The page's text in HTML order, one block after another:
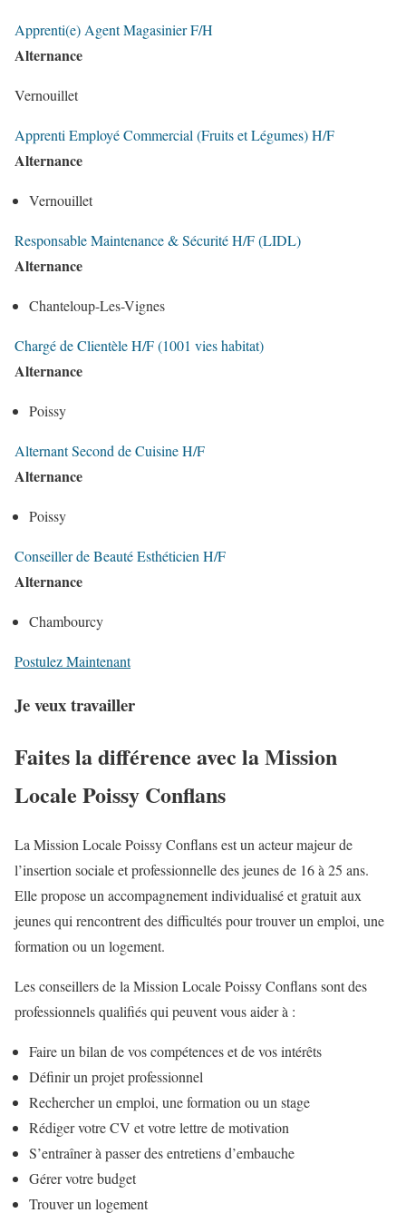
Apprenti(e) Agent Magasinier F/H
Alternance
Vernouillet
Apprenti Employé Commercial (Fruits et Légumes) H/F
Alternance
Vernouillet
Responsable Maintenance & Sécurité H/F (LIDL)
Alternance
Chanteloup-Les-Vignes
Chargé de Clientèle H/F (1001 vies habitat)
Alternance
Poissy
Alternant Second de Cuisine H/F
Alternance
Poissy
Conseiller de Beauté Esthéticien H/F
Alternance
Chambourcy
Postulez Maintenant
Je veux travailler
Faites la différence avec la Mission
Locale Poissy Conflans
La Mission Locale Poissy Conflans est un acteur majeur de
l’insertion sociale et professionnelle des jeunes de 16 à 25 ans.
Elle propose un accompagnement individualisé et gratuit aux
jeunes qui rencontrent des difficultés pour trouver un emploi, une
formation ou un logement.
Les conseillers de la Mission Locale Poissy Conflans sont des
professionnels qualifiés qui peuvent vous aider à :
Faire un bilan de vos compétences et de vos intérêts
Définir un projet professionnel
Rechercher un emploi, une formation ou un stage
Rédiger votre CV et votre lettre de motivation
S’entraîner à passer des entretiens d’embauche
Gérer votre budget
Trouver un logement